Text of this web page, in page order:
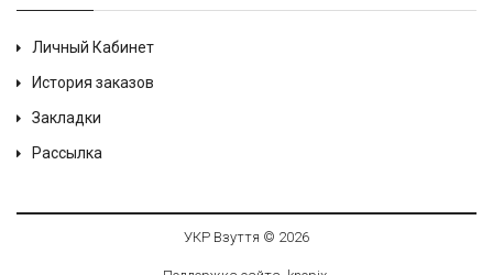
Личный Кабинет
История заказов
Закладки
Рассылка
УКР Взуття © 2026